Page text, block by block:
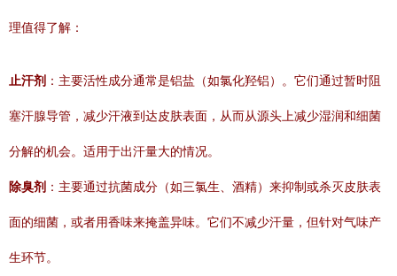
理值得了解：
止汗剂 ：主要活性成分通常是铝盐（如氯化羟铝）。它们通过暂时阻
塞汗腺导管，减少汗液到达皮肤表面，从而从源头上减少湿润和细菌
分解的机会。适用于出汗量大的情况。
除臭剂 ：主要通过抗菌成分（如三氯生、酒精）来抑制或杀灭皮肤表
面的细菌，或者用香味来掩盖异味。它们不减少汗量，但针对气味产
生环节。